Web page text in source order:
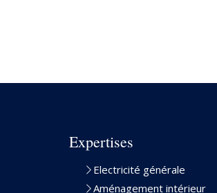
Expertises
Electricité générale
Aménagement intérieur